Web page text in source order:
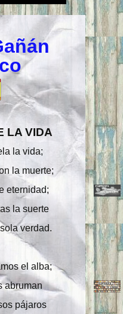
LA VIDA
la vida;
la muerte;
eternidad;
la suerte
verdad.
el alba;
abruman
pájaros